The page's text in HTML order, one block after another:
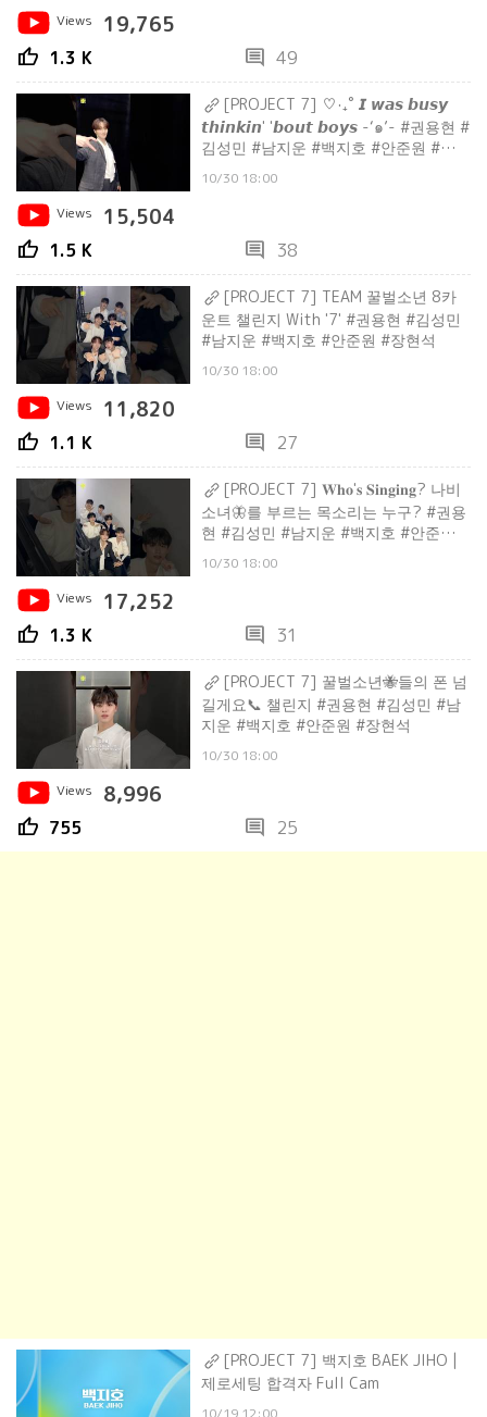
Views
19,765
thumb_up 1.3 K comment 49
[PROJECT 7] ‎♡‧₊˚ 𝙄 𝙬𝙖𝙨 𝙗𝙪𝙨𝙮
𝙩𝙝𝙞𝙣𝙠𝙞𝙣' '𝙗𝙤𝙪𝙩 𝙗𝙤𝙮𝙨 -‘๑’- #권용현 #
김성민 #남지운 #백지호 #안준원 #장현
10/30 18:00
Views
15,504
thumb_up 1.5 K comment 38
[PROJECT 7] TEAM 꿀벌소년 8카
운트 챌린지 With '7' #권용현 #김성민
#남지운 #백지호 #안준원 #장현석
10/30 18:00
Views
11,820
thumb_up 1.1 K comment 27
[PROJECT 7] 𝐖𝐡𝐨'𝐬 𝐒𝐢𝐧𝐠𝐢𝐧𝐠? 나비
소녀🦋를 부르는 목소리는 누구? #권용
현 #김성민 #남지운 #백지호 #안준원 #
10/30 18:00
Views
17,252
thumb_up 1.3 K comment 31
[PROJECT 7] 꿀벌소년🐝들의 폰 넘
길게요📞 챌린지 #권용현 #김성민 #남
지운 #백지호 #안준원 #장현석
10/30 18:00
Views
8,996
thumb_up 755 comment 25
[PROJECT 7] 백지호 BAEK JIHO |
제로세팅 합격자 Full Cam